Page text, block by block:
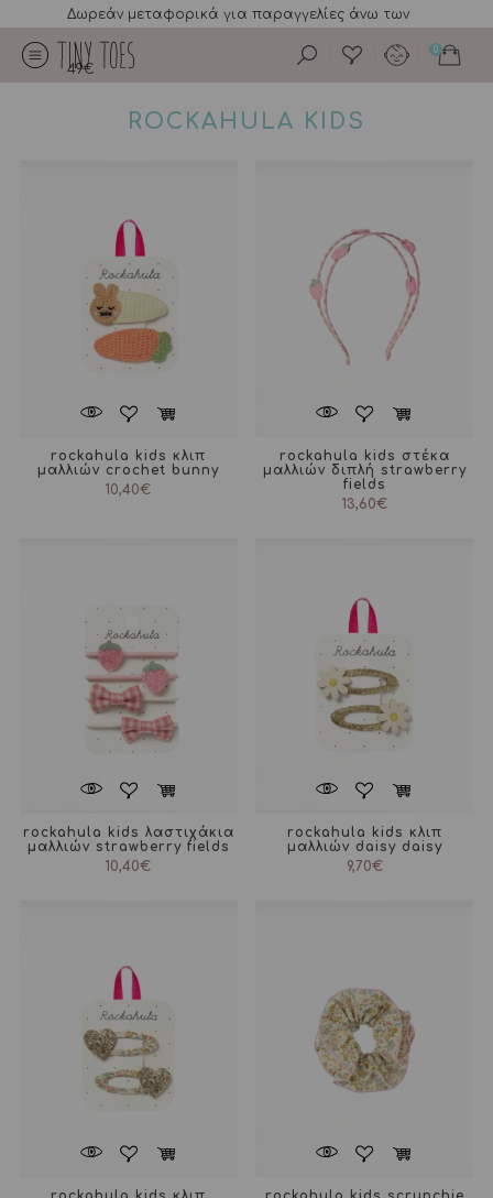
Δωρεάν μεταφορικά για παραγγελίες άνω των
49€
0
ROCKAHULA KIDS
rockahula kids κλιπ
μαλλιών crochet bunny
10,40€
rockahula kids στέκα
μαλλιών διπλή strawberry
fields
13,60€
rockahula kids λαστιχάκια
μαλλιών strawberry fields
10,40€
rockahula kids κλιπ
μαλλιών daisy daisy
9,70€